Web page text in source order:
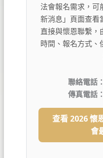
法會報名需求，可
新消息」頁面查看
直接與懷恩聯繫，
時間、報名方式、
聯絡電話
傳真電話
查看 2026 懷
會